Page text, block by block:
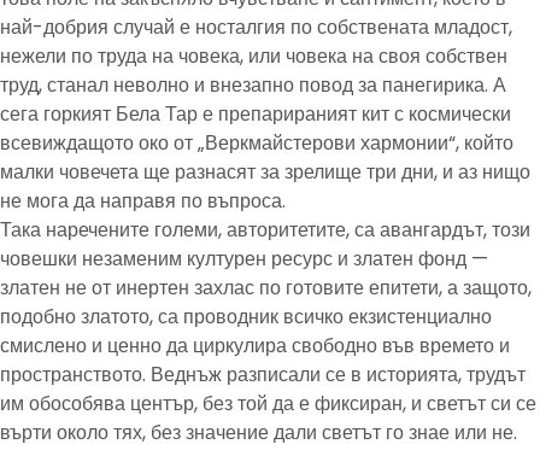
най-добрия случай е носталгия по собствената младост,
нежели по труда на човека, или човека на своя собствен
труд, станал неволно и внезапно повод за панегирика. А
сега горкият Бела Тар е препарираният кит с космически
всевиждащото око от „Веркмайстерови хармонии“, който
малки човечета ще разнасят за зрелище три дни, и аз нищо
не мога да направя по въпроса.
Така наречените големи, авторитетите, са авангардът, този
човешки незаменим културен ресурс и златен фонд —
златен не от инертен захлас по готовите епитети, а защото,
подобно златото, са проводник всичко екзистенциално
смислено и ценно да циркулира свободно във времето и
пространството. Веднъж разписали се в историята, трудът
им обособява център, без той да е фиксиран, и светът си се
върти около тях, без значение дали светът го знае или не.